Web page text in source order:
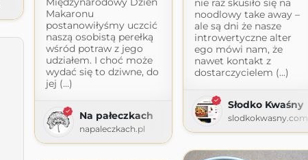
Makaronu
postanowiłyśmy uczcić
naszą osobistą perełką
wśród potraw z jego
udziałem. I choć może
wydać się to dziwne, do
jej (...)
Na pałeczkach
napaleczkach.pl
nie raz skusiło się na
noodlowy take away –
ale są dni że nasze
introwertyczne alter
ego mówi nam, że
nawet kontakt z
dostarczycielem (...)
Słodko Kwaśny
slodkokwasny.com